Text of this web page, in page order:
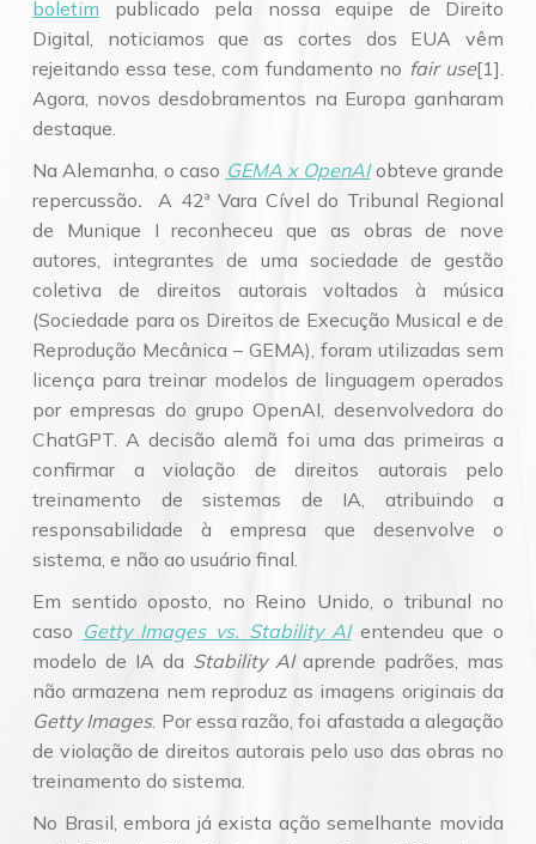
boletim publicado pela nossa equipe de Direito
Digital, noticiamos que as cortes dos EUA vêm
rejeitando essa tese, com fundamento no fair use[1].
Agora, novos desdobramentos na Europa ganharam
destaque.
Na Alemanha, o caso GEMA x OpenAIobteve grande
repercussão.
A 42ª Vara Cível do Tribunal Regional
de Munique I reconheceu que as obras de nove
autores, integrantes de uma sociedade de gestão
coletiva de direitos autorais voltados à música
(Sociedade para os Direitos de Execução Musical e de
Reprodução Mecânica – GEMA), foram utilizadas sem
licença para treinar modelos de linguagem operados
por empresas do grupo OpenAI, desenvolvedora do
ChatGPT. A decisão alemã foi uma das primeiras a
confirmar a violação de direitos autorais pelo
treinamento de sistemas de IA, atribuindo a
responsabilidade à empresa que desenvolve o
sistema, e não ao usuário final.
Em sentido oposto, no Reino Unido, o tribunal no
caso Getty Images vs. Stability AIentendeu que o
modelo de IA da Stability AIaprende padrões, mas
não armazena nem reproduz as imagens originais da
Getty Images. Por essa razão, foi afastada a alegação
de violação de direitos autorais pelo uso das obras no
treinamento do sistema.
No Brasil, embora já exista ação semelhante movida